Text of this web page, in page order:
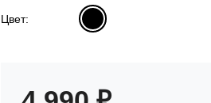
Цвет: